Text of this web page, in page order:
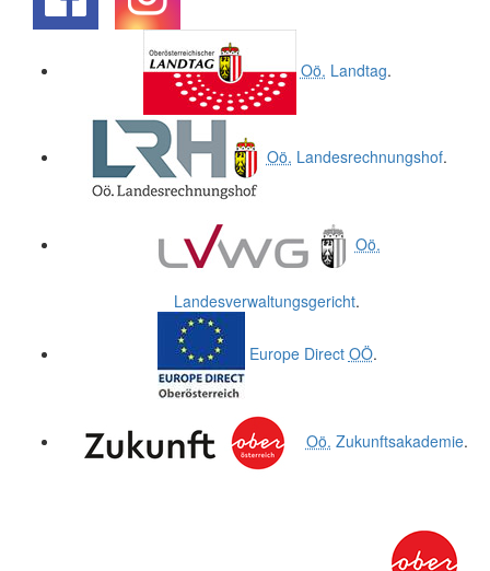
Oö. Landtag.
Oö. Landesrechnungshof.
Oö.
Landesverwaltungsgericht.
Europe Direct OÖ.
Oö. Zukunftsakademie.